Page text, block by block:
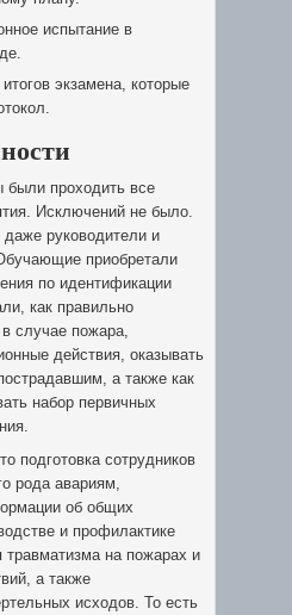
испытание в
экзамена, которые
проходить все
Исключений не было.
руководители и
приобретали
по идентификации
как правильно
случае пожара,
действия, оказывать
а также как
набор первичных
подготовка сотрудников
рода авариям,
об общих
и профилактике
на пожарах и
а также
исходов. То есть